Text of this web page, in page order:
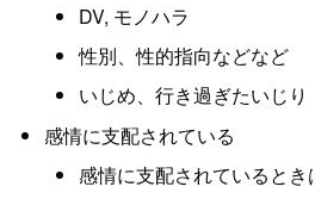
DV, モノハラ
性別、性的指向などなど
いじめ、行き過ぎたいじり
感情に支配されている
感情に支配されているとき